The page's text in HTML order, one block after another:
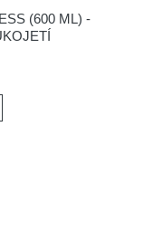
(600 ML) -